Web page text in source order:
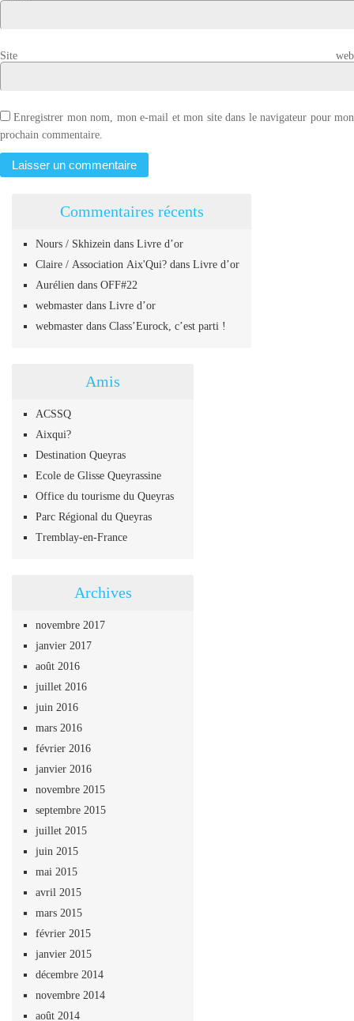
Site web
Enregistrer mon nom, mon e-mail et mon site dans le navigateur pour mon
prochain commentaire.
Commentaires récents
Nours / Skhizein dans Livre d’or
Claire / Association Aix'Qui? dans Livre d’or
Aurélien dans OFF#22
webmaster dans Livre d’or
webmaster dans Class’Eurock, c’est parti !
Amis
ACSSQ
Aixqui?
Destination Queyras
Ecole de Glisse Queyrassine
Office du tourisme du Queyras
Parc Régional du Queyras
Tremblay-en-France
Archives
novembre 2017
janvier 2017
août 2016
juillet 2016
juin 2016
mars 2016
février 2016
janvier 2016
novembre 2015
septembre 2015
juillet 2015
juin 2015
mai 2015
avril 2015
mars 2015
février 2015
janvier 2015
décembre 2014
novembre 2014
août 2014